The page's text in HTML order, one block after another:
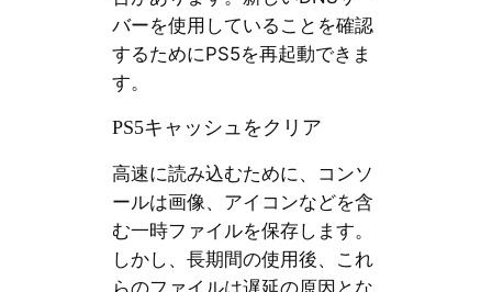
バーを使用していることを確認
するためにPS5を再起動できま
す。
PS5キャッシュをクリア
高速に読み込むために、コンソ
ールは画像、アイコンなどを含
む一時ファイルを保存します。
しかし、長期間の使用後、これ